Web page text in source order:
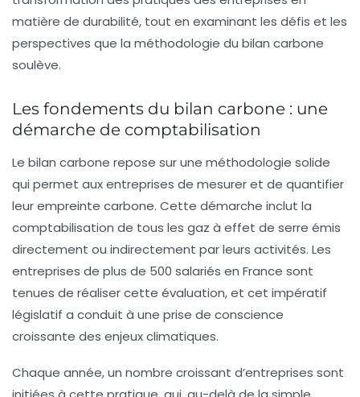
matière de durabilité, tout en examinant les défis et les
perspectives que la méthodologie du bilan carbone
soulève.
Les fondements du bilan carbone : une
démarche de comptabilisation
Le bilan carbone repose sur une méthodologie solide
qui permet aux entreprises de mesurer et de quantifier
leur empreinte carbone. Cette démarche inclut la
comptabilisation de tous les gaz à effet de serre émis
directement ou indirectement par leurs activités. Les
entreprises de plus de 500 salariés en France sont
tenues de réaliser cette évaluation, et cet impératif
législatif a conduit à une prise de conscience
croissante des enjeux climatiques.
Chaque année, un nombre croissant d’entreprises sont